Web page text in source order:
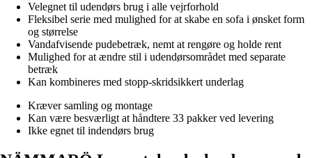
Velegnet til udendørs brug i alle vejrforhold
Fleksibel serie med mulighed for at skabe en sofa i ønsket form
og størrelse
Vandafvisende pudebetræk, nemt at rengøre og holde rent
Mulighed for at ændre stil i udendørsområdet med separate
betræk
Kan kombineres med stopp-skridsikkert underlag
Kræver samling og montage
Kan være besværligt at håndtere 33 pakker ved levering
Ikke egnet til indendørs brug